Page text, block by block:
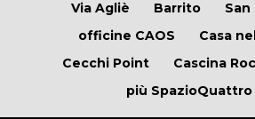
Via Agliè Barrito
San
officine CAOS
Casa
Cecchi Point
Cascina
più SpazioQuattro